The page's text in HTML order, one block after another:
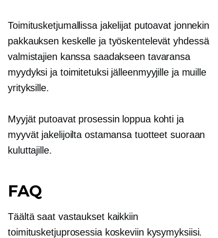
Toimitusketjumallissa jakelijat putoavat jonnekin
pakkauksen keskelle ja työskentelevät yhdessä
valmistajien kanssa saadakseen tavaransa
myydyksi ja toimitetuksi jälleenmyyjille ja muille
yrityksille.
Myyjät putoavat prosessin loppua kohti ja
myyvät jakelijoilta ostamansa tuotteet suoraan
kuluttajille.
FAQ
Täältä saat vastaukset kaikkiin
toimitusketjuprosessia koskeviin kysymyksiisi.